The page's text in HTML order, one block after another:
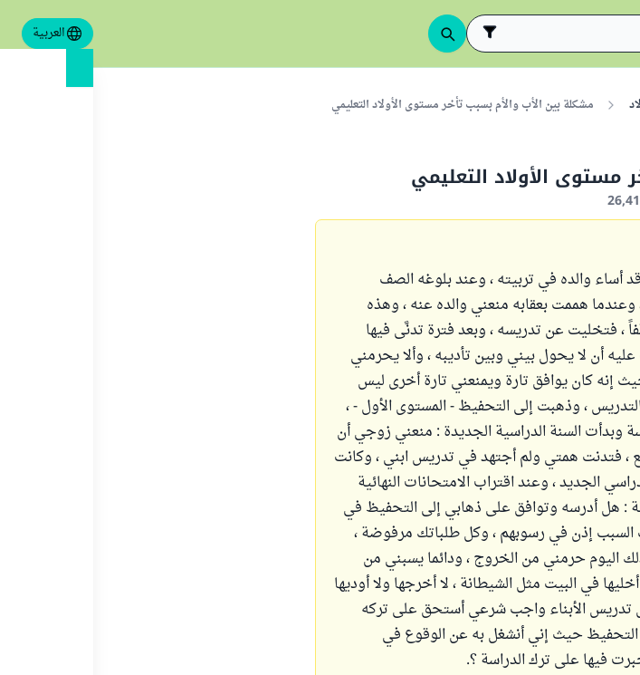
العربية
مشكلة بين الأب والأم بسبب تأخر مستوى الأولاد التعليمي
مستوى الأولاد التعليمي
أساء والده في تربيته ، وعند بلوغه الصف
وعندما هممت بعقابه منعني والده عنه ، وهذه
، فتخليت عن تدريسه ، وبعد فترة تدنَّى فيها
أن لا يحول بيني وبين تأديبه ، وألا يحرمني
إنه كان يوافق تارة ويمنعني تارة أخرى ليس
، وذهبت إلى التحفيظ - المستوى الأول - ،
وبدأت السنة الدراسية الجديدة : منعني زوجي أن
، فتدنت همتي ولم أجتهد في تدريس ابني ، وكانت
الجديد ، وعند اقتراب الامتحانات النهائية
: هل أدرسه وتوافق على ذهابي إلى التحفيظ في
السبب إذن في رسوبهم ، وكل طلباتك مرفوضة ،
اليوم حرمني من الخروج ، ودائما يسبني من
في البيت مثل الشيطانة ، لا أخرجها ولا أوديها
تدريس الأبناء واجب شرعي أستحق على تركه
حيث إني أنشغل به عن الوقوع في
فيها على ترك الدراسة ؟.